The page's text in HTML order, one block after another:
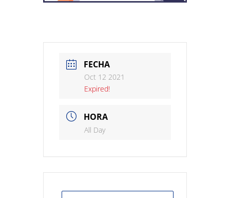
FECHA
Oct 12 2021
Expired!
HORA
All Day